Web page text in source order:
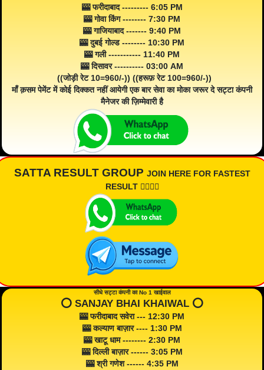
🎰 फरीदाबाद --------- 6:05 PM
🎰 गोवा किंग -------- 7:30 PM
🎰 गाजियाबाद ------- 9:40 PM
🎰 दुबई गोल्ड -------- 10:30 PM
🎰 गली ----------- 11:40 PM
🎰 दिसावर ---------- 03:00 AM
((जोड़ी रेट 10=960/-)) ((हरूफ़ रेट 100=960/-))
माँ क़सम पेमेंट में कोई दिक्कत नहीं आयेगी एक बार सेवा का मोका जरूर दे सट्टा कंपनी
मैनेजर की ज़िम्मेवारी है
SATTA RESULT GROUP JOIN HERE FOR FASTEST
RESULT 👇🏾👇🏾
सीधे सट्टा कंपनी का No 1 खाईवाल
⭕️ SANJAY BHAI KHAIWAL ⭕️
🎰 फरीदाबाद सवेरा --- 12:30 PM
🎰 कल्याण बाज़ार ---- 1:30 PM
🎰 खाटू धाम -------- 2:30 PM
🎰 दिल्ली बाज़ार ------ 3:05 PM
🎰 श्री गणेश ------ 4:35 PM